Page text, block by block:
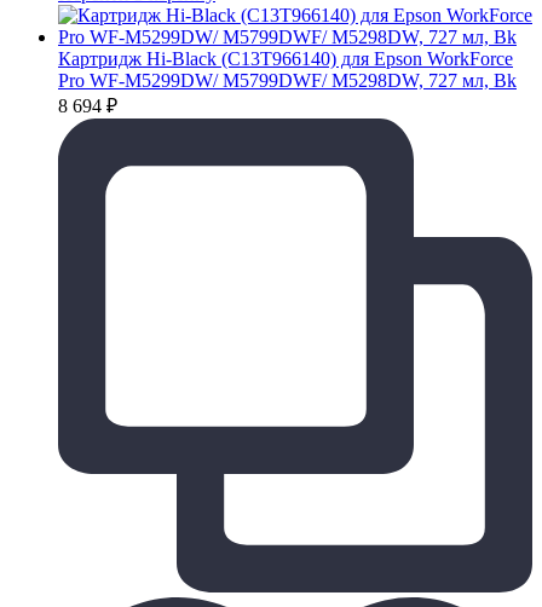
Картридж Hi-Black (C13T966140) для Epson WorkForce
Pro WF-M5299DW/ M5799DWF/ M5298DW, 727 мл, Bk
8 694 ₽